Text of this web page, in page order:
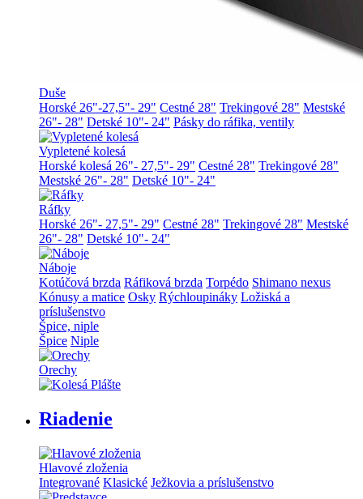
Duše
Horské 26"-27,5"- 29" Cestné 28" Trekingové 28" Mestské
26"- 28" Detské 10"- 24" Pásky do ráfika, ventily
Vypletené kolesá
Horské kolesá 26"- 27,5"- 29" Cestné 28" Trekingové 28"
Mestské 26"- 28" Detské 10"- 24"
Ráfky
Horské 26"- 27,5"- 29" Cestné 28" Trekingové 28" Mestské
26"- 28" Detské 10"- 24"
Náboje
Kotúčová brzda Ráfiková brzda Torpédo Shimano nexus
Kónusy a matice Osky Rýchloupináky Ložiská a
príslušenstvo
Špice, niple
Špice Niple
Orechy
Riadenie
Hlavové zloženia
Integrované Klasické Ježkovia a príslušenstvo